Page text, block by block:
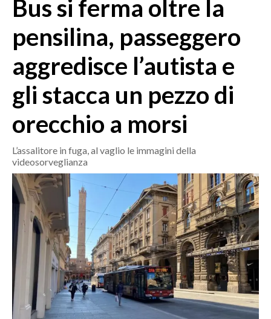
MEDIO CAMPIDANO
SASSARI E PROVINCIA
NUORO E PROVINCIA
OGLIASTRA
ITALIA
MONDO
POLITICA
ECONOMIA
SERVIZI ALLE IMPRESE
LAVORO
BANDI
Bus si ferma oltre la
pensilina, passeggero
aggredisce l’autista e
gli stacca un pezzo di
orecchio a morsi
L’assalitore in fuga, al vaglio le immagini della
videosorveglianza